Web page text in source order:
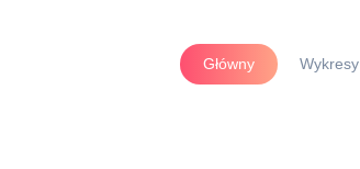
Główny Wykresy